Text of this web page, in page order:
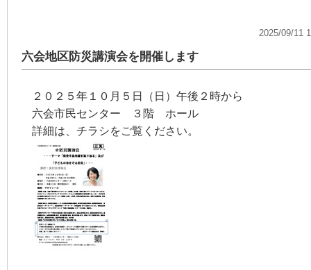
2025/09/11
六会地区防災講演会を開催します
２０２５年１０月５日（日）午後２時から
六会市民センター ３階 ホール
詳細は、チラシをご覧ください。